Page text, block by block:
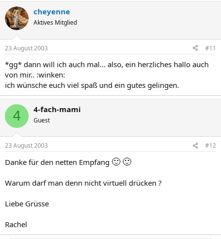
cheyenne
Aktives Mitglied
23 August 2003 #11
*gg* dann will ich auch mal... also, ein herzliches hallo auch
von mir.. :winken:
ich wünsche euch viel spaß und ein gutes gelingen.
4 4-fach-mami
Guest
23 August 2003 #12
Danke für den netten Empfang 🙂 🙂
Warum darf man denn nicht virtuell drücken ?
Liebe Grüsse
Rachel